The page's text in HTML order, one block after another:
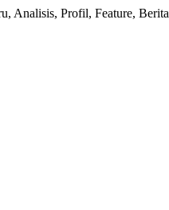
Analisis, Profil, Feature,